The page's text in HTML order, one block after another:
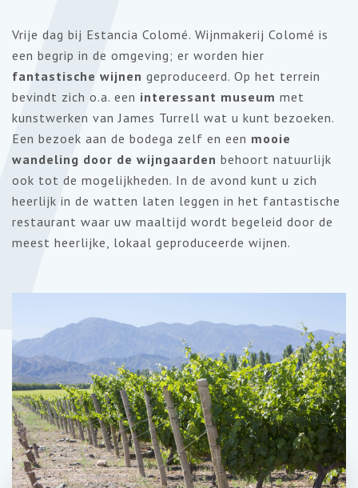
Vrije dag bij Estancia Colomé. Wijnmakerij Colomé is
een begrip in de omgeving; er worden hier
fantastische wijnen geproduceerd. Op het terrein
bevindt zich o.a. een interessant museum met
kunstwerken van James Turrell wat u kunt bezoeken.
Een bezoek aan de bodega zelf en een mooie
wandeling door de wijngaarden behoort natuurlijk
ook tot de mogelijkheden. In de avond kunt u zich
heerlijk in de watten laten leggen in het fantastische
restaurant waar uw maaltijd wordt begeleid door de
meest heerlijke, lokaal geproduceerde wijnen.